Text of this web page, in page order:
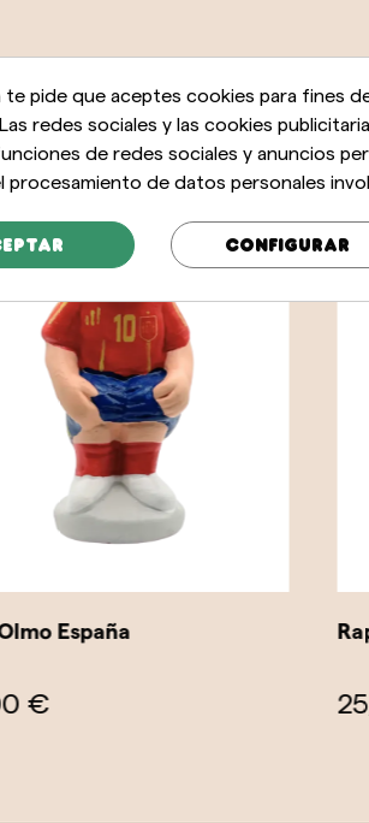
España
te pide que aceptes cookies para fines
redes sociales y las cookies
de redes sociales y anuncios
procesamiento de datos personales
Configurar